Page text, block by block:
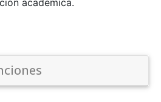
académica.